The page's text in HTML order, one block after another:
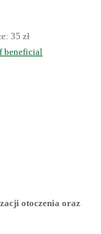
35 zł
beneficial
otoczenia oraz